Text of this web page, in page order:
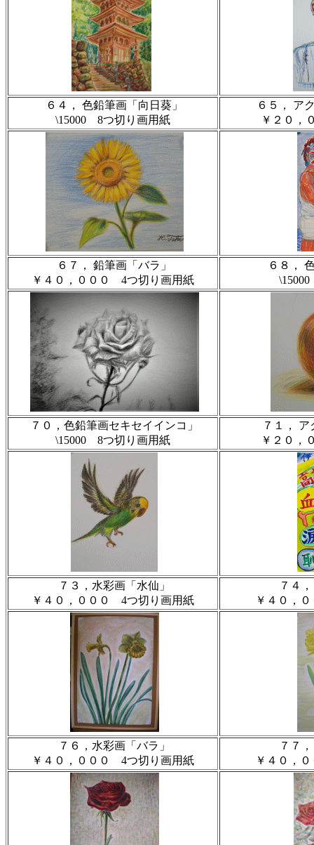
６４， 色鉛筆画「向日葵」
\15000 8つ切り画用紙
６５， ア
￥２０，
６７， 鉛筆画「バラ」
￥４０，０００ 4つ切り画用紙
６８，
７０，色鉛筆画セキセイインコ」
\15000 8つ切り画用紙
７１，
￥２０，
７３，水彩画「水仙」
￥４０，０００ 4つ切り画用紙
７４
￥４０，
７６，水彩画「バラ」
￥４０，０００ 4つ切り画用紙
７７
￥４０，